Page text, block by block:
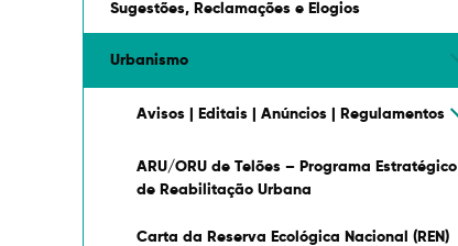
Sugestões, Reclamações e Elogios
Urbanismo
Avisos | Editais | Anúncios | Regulamentos
ARU/ORU de Telões – Programa Estratégico
de Reabilitação Urbana
Carta da Reserva Ecológica Nacional (REN)